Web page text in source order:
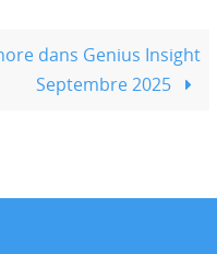
dans Genius Insight
Septembre 2025